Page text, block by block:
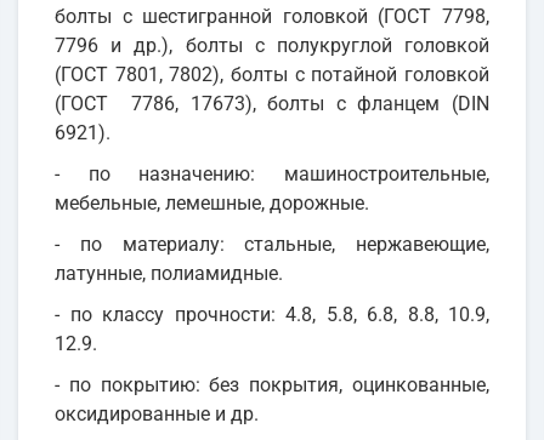
болты с шестигранной головкой (ГОСТ 7798,
7796 и др.), болты с полукруглой головкой
(ГОСТ 7801, 7802), болты с потайной головкой
(ГОСТ 7786, 17673), болты с фланцем (DIN
6921).
- по назначению: машиностроительные,
мебельные, лемешные, дорожные.
- по материалу: стальные, нержавеющие,
латунные, полиамидные.
- по классу прочности: 4.8, 5.8, 6.8, 8.8, 10.9,
12.9.
- по покрытию: без покрытия, оцинкованные,
оксидированные и др.